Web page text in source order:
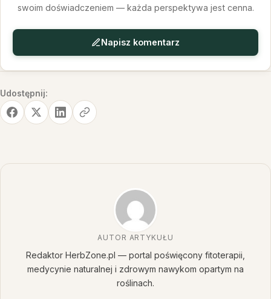
swoim doświadczeniem — każda perspektywa jest cenna.
Napisz komentarz
Udostępnij:
AUTOR ARTYKUŁU
Redaktor HerbZone.pl — portal poświęcony fitoterapii,
medycynie naturalnej i zdrowym nawykom opartym na
roślinach.